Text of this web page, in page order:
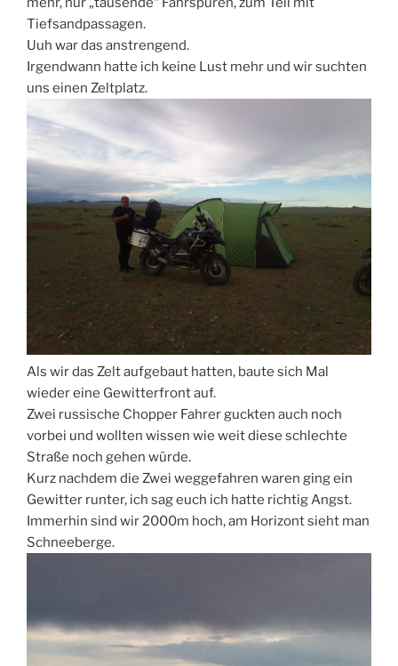
Tiefsandpassagen.
Uuh war das anstrengend.
Irgendwann hatte ich keine Lust mehr und wir suchten
uns einen Zeltplatz.
Als wir das Zelt aufgebaut hatten, baute sich Mal
wieder eine Gewitterfront auf.
Zwei russische Chopper Fahrer guckten auch noch
vorbei und wollten wissen wie weit diese schlechte
Straße noch gehen würde.
Kurz nachdem die Zwei weggefahren waren ging ein
Gewitter runter, ich sag euch ich hatte richtig Angst.
Immerhin sind wir 2000m hoch, am Horizont sieht man
Schneeberge.